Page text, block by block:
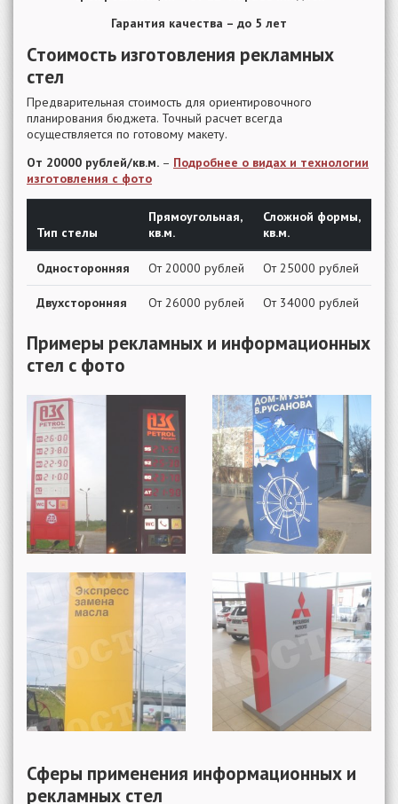
Гарантия качества – до 5 лет
Стоимость изготовления рекламных
стел
Предварительная стоимость для ориентировочного
планирования бюджета. Точный расчет всегда
осуществляется по готовому макету.
От 20000 рублей/кв.м. – Подробнее о видах и технологии
изготовления с фото
Тип стелы
Прямоугольная,
кв.м.
Сложной формы,
кв.м.
Односторонняя От 20000 рублей От 25000 рублей
Двухсторонняя От 26000 рублей От 34000 рублей
Примеры рекламных и информационных
стел с фото
Сферы применения информационных и
рекламных стел